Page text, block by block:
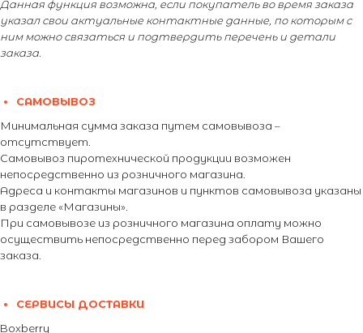
Данная функция возможна, если покупатель во время заказа
указал свои актуальные контактные данные, по которым с
ним можно связаться и подтвердить перечень и детали
заказа.
САМОВЫВОЗ
Минимальная сумма заказа путем самовывоза –
отсутствует.
Самовывоз пиротехнической продукции возможен
непосредственно из розничного магазина.
Адреса и контакты магазинов и пунктов самовывоза указаны
в разделе «Магазины».
При самовывозе из розничного магазина оплату можно
осуществить непосредственно перед забором Вашего
заказа.
СЕРВИСЫ ДОСТАВКИ
Boxberry